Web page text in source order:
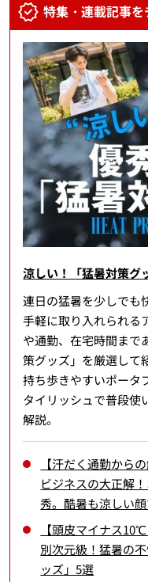
特集・連載記事を
涼しい！「猛暑対策グ
連日の猛暑を少しでも
手軽に取り入れられる
や通勤、在宅時間まで
策グッズ」を厳選して
持ち歩きやすいポータ
タイリッシュで普段使
解説。
【汗だく通勤から
ビジネスの大正解
秀。酷暑も涼しい
【頭皮マイナス
別次元級！猛暑の
ッズ」5選